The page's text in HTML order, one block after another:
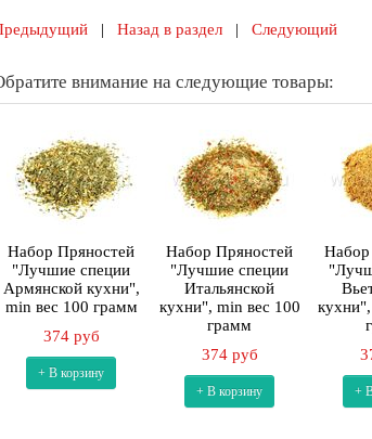
| Назад в раздел| Следующий
внимание на следующие товары:
Набор Пряностей
"Лучшие специи
Армянской кухни",
min вес 100 грамм
374 руб
+ В корзину
Набор Пряностей
"Лучшие специи
Итальянской
кухни", min вес 100
грамм
374 руб
+ В корзину
Набор
+